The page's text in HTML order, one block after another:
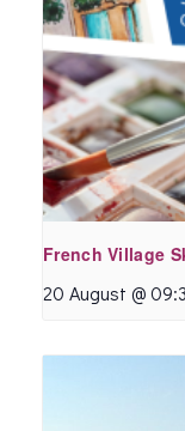
French Village
20 August @